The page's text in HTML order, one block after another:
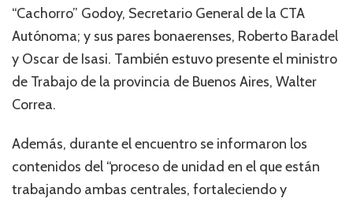
“Cachorro” Godoy, Secretario General de la CTA
Autónoma; y sus pares bonaerenses, Roberto Baradel
y Oscar de Isasi. También estuvo presente el ministro
de Trabajo de la provincia de Buenos Aires, Walter
Correa.
Además, durante el encuentro se informaron los
contenidos del “proceso de unidad en el que están
trabajando ambas centrales, fortaleciendo y